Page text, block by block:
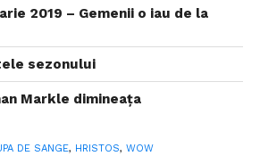
2019 – Gemenii o iau de la
sezonului
Markle dimineața
DE SANGE, HRISTOS, WOW